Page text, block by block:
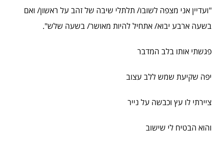
"ועדיין אני מצפה לשובו/ תלתלי שיבה של זהב על ראשון/ ואם
בשעה ארבע יבוא/ אתחיל להיות מאושר/ בשעה שלש".
פגשתי אותו בלב המדבר
יפה שקיעת שמש ללב עצוב
ציירתי לו עץ וכבשה על נייר
והוא הבטיח לי שישוב